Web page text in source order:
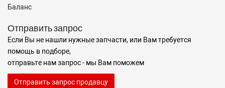
Баланс
Отправить запрос
Если Вы не нашли нужные запчасти, или Вам требуется
помощь в подборе,
отправьте нам запрос - мы Вам поможем
Отправить запрос продавцу